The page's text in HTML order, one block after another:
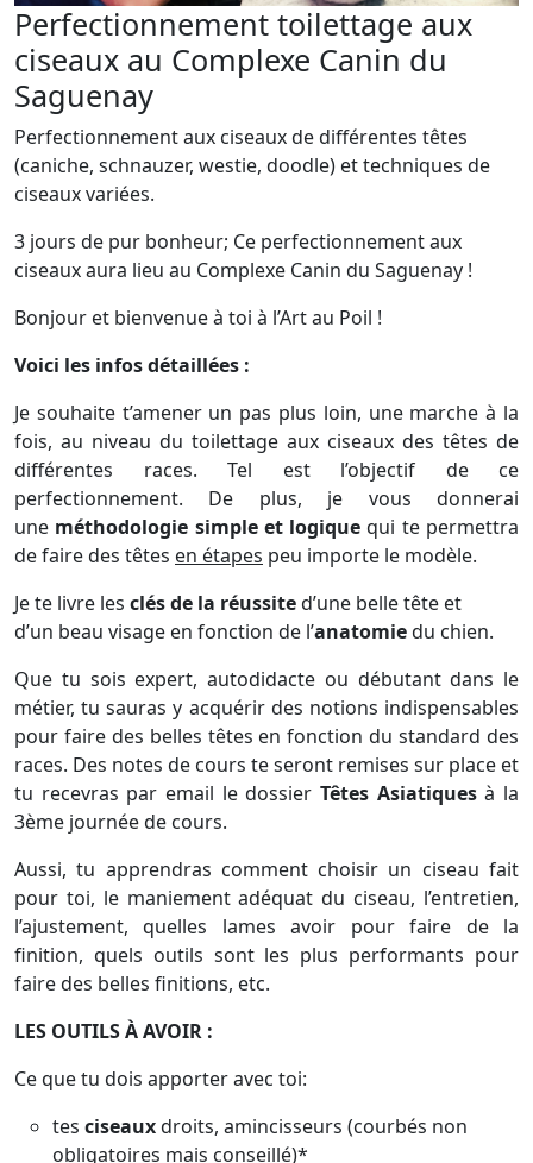
Perfectionnement toilettage aux
ciseaux au Complexe Canin du
Saguenay
Perfectionnement aux ciseaux de différentes têtes
(caniche, schnauzer, westie, doodle) et techniques de
ciseaux variées.
3 jours de pur bonheur; Ce perfectionnement aux
ciseaux aura lieu au Complexe Canin du Saguenay !
Bonjour et bienvenue à toi à l’Art au Poil !
Voici les infos détaillées :
Je souhaite t’amener un pas plus loin, une marche à la
fois, au niveau du toilettage aux ciseaux des têtes de
différentes races. Tel est l’objectif de ce
perfectionnement. De plus, je vous donnerai
une méthodologie simple et logiquequi te permettra
de faire des têtes en étapes peu importe le modèle.
Je te livre les clés de la réussited’une belle tête et
d’un beau visage en fonction de l’anatomiedu chien.
Que tu sois expert, autodidacte ou débutant dans le
métier, tu sauras y acquérir des notions indispensables
pour faire des belles têtes en fonction du standard des
races. Des notes de cours te seront remises sur place et
tu recevras par email le dossier Têtes Asiatiquesà la
3ème journée de cours.
Aussi, tu apprendras comment choisir un ciseau fait
pour toi, le maniement adéquat du ciseau, l’entretien,
l’ajustement, quelles lames avoir pour faire de la
finition, quels outils sont les plus performants pour
faire des belles finitions, etc.
LES OUTILS À AVOIR :
Ce que tu dois apporter avec toi:
tes ciseauxdroits, amincisseurs (courbés non
obligatoires mais conseillé)*